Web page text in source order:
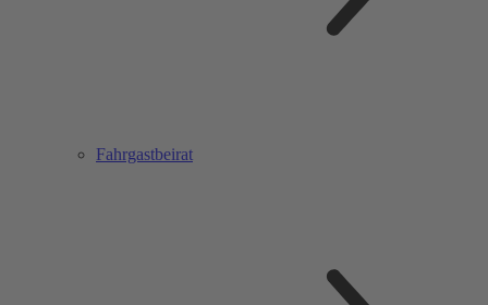
Fahrgastbeirat